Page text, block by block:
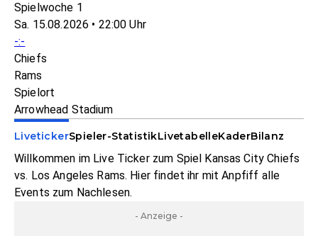
Spielwoche 1
Sa. 15.08.2026 • 22:00 Uhr
-:-
Chiefs
Rams
Spielort
Arrowhead Stadium
LivetickerSpieler-StatistikLivetabelleKaderBilanz
Willkommen im Live Ticker zum Spiel Kansas City Chiefs
vs. Los Angeles Rams. Hier findet ihr mit Anpfiff alle
Events zum Nachlesen.
- Anzeige -